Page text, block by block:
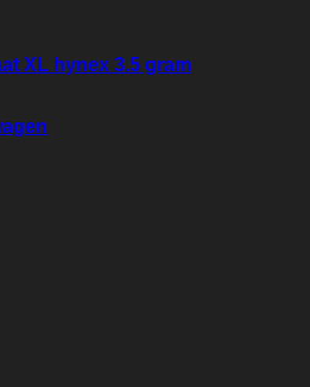
XL hynex 3.5 gram